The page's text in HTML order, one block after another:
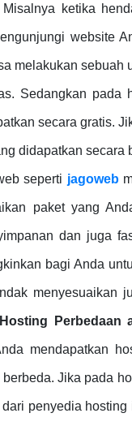
ketika
website
melakukan
Sedangkan
secara gratis.
didapatkan
seperti jagoweb
paket yang
dan juga
bagi Anda
menyesuaikan
mendapatkan
Jika pada
penyedia